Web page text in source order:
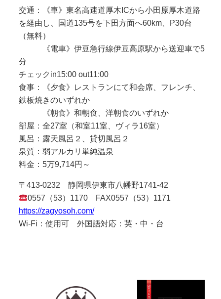
交通：《車》東名高速道厚木ICから小田原厚木道路
を経由し、国道135号を下田方面へ60km、P30台
（無料）
《電車》伊豆急行線伊豆高原駅から送迎車で5
分
チェックin15:00 out11:00
食事：《夕食》レストランにて和会席、フレンチ、
鉄板焼きのいずれか
《朝食》和朝食、洋朝食のいずれか
部屋：全27室（和室11室、ヴィラ16室）
風呂：露天風呂２、貸切風呂２
泉質：弱アルカリ単純温泉
料金：5万9,714円～
〒413-0232 静岡県伊東市八幡野1741-42
0557（53）1170 FAX0557（53）1171
https://zagyosoh.com/
Wi-Fi：使用可 外国語対応：英・中・台